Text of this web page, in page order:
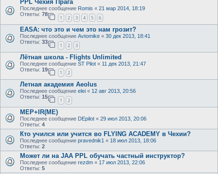
PPL Чехия Прага
Последнее сообщение Romis « 21 мар 2014, 18:19
Ответы: 78
1 2 3 4 5 6
EASA: что это и чем это нам грозит?
Последнее сообщение Avtomike « 30 дек 2013, 18:41
Ответы: 33
1 2 3
Лётная школа - Flights Unlimited
Последнее сообщение ST Pilot « 11 дек 2013, 21:47
Ответы: 19
1 2
Летная академия Aeolus
Последнее сообщение elei « 12 авг 2013, 20:56
Ответы: 15
1 2
MEP+IR(ME)
Последнее сообщение DEpilot « 29 июл 2013, 20:06
Ответы: 4
Кто учился или учится во FLYING ACADEMY в Чехии?
Последнее сообщение pravednik1 « 18 июл 2013, 18:06
Ответы: 2
Может ли на JAA PPL обучать частный инструктор?
Последнее сообщение rezdm « 17 июл 2013, 22:06
Ответы: 5